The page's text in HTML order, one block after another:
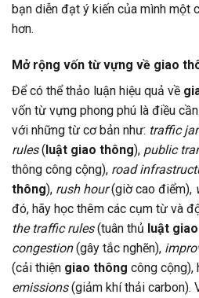
bạn diễn đạt ý kiến của mình một
hơn.
Mở rộng vốn từ vựng về giao
Để có thể thảo luận hiệu quả về
vốn từ vựng phong phú là điều
với những từ cơ bản như: traffic
rules(luật giao thông), public
thông công cộng), road
thông), rush hour(giờ cao điểm),
đó, hãy học thêm các cụm từ và
the traffic rules(tuân thủ luật
congestion(gây tắc nghẽn),
(cải thiện giao thông công cộng),
emissions(giảm khí thải carbon).